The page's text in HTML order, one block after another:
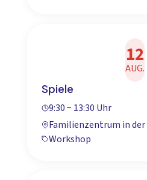
12
AUG.
Spiele
9:30 − 13:30 Uhr
Familienzentrum in der
Workshop